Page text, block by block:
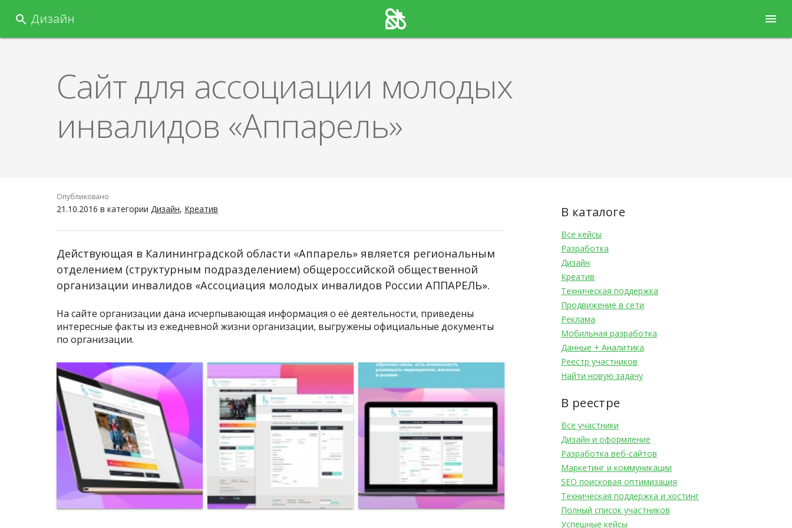
содержанию
menu
Дизайн
Сайт для ассоциации молодых
инвалидов «Аппарель»
Опубликовано
21.10.2016 в категории Дизайн, Креатив
Действующая в Калининградской области «Аппарель» является региональным
отделением (структурным подразделением) общероссийской общественной
организации инвалидов «Ассоциация молодых инвалидов России АППАРЕЛЬ».
На сайте организации дана исчерпывающая информация о её деятельности, приведены
интересные факты из ежедневной жизни организации, выгружены официальные документы
по организации.
В каталоге
Все кейсы
Разработка
Дизайн
Креатив
Техническая поддержка
Продвижение в сети
Реклама
Мобильная разработка
Данные + Аналитика
Реестр участников
Найти новую задачу
В реестре
Все участники
Дизайн и оформление
Разработка веб-сайтов
Маркетинг и коммуникации
SEO поисковая оптимизация
Техническая поддержка и хостинг
Полный список участников
Успешные кейсы